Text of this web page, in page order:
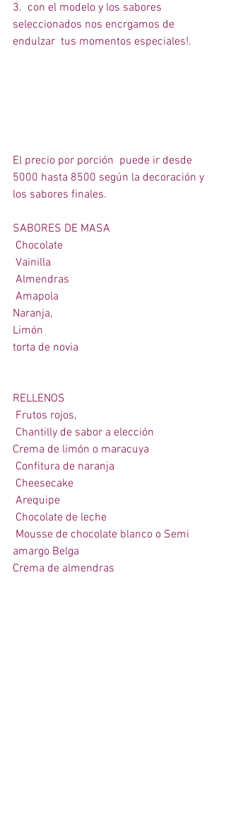
3.  con el modelo y los sabores
seleccionados nos encrgamos de
endulzar  tus momentos especiales!.
El precio por porción  puede ir desde
5000 hasta 8500 según la decoración y
los sabores finales.
SABORES DE MASA
Chocolate
Vainilla
Almendras
Amapola
Naranja,
Limón
torta de novia
RELLENOS
Frutos rojos,
Chantilly de sabor a elección
Crema de limón o maracuya
Confitura de naranja
Cheesecake
Arequipe
Chocolate de leche
amargo Belga
Crema de almendras